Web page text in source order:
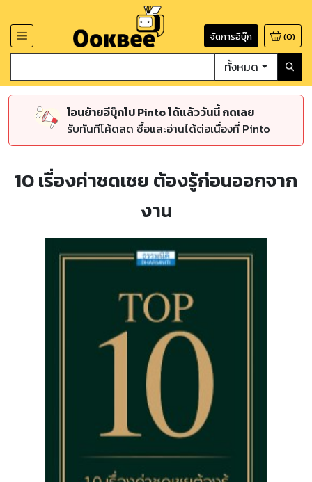
จัดการอีบุ๊ก (0)
ทั้งหมด
โอนย้ายอีบุ๊กไป Pinto ได้แล้ววันนี้ กดเลย
รับทันทีโค้ดลด ซื้อและอ่านได้ต่อเนื่องที่ Pinto
10 เรื่องค่าชดเชย ต้องรู้ก่อนออกจาก
งาน